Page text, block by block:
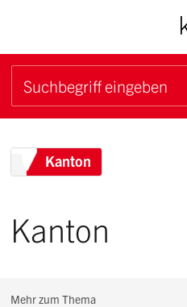
Navigieren
Suchbegriff
HomeKanton
Subnavigation:
Mehr zum Thema
Kanton